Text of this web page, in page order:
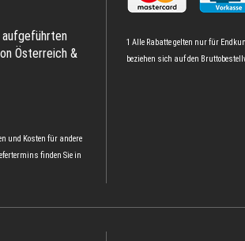
aufgeführten
Österreich &
und Kosten für andere
finden Sie in
1 Alle Rabatte gelten nur für
beziehen sich auf den